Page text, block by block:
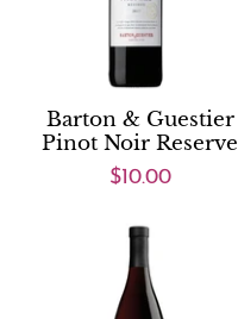
Barton & Guestier
Pinot Noir Reserve
$10.00